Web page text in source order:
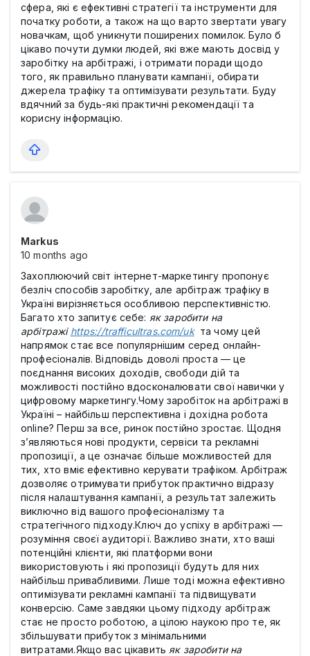
сфера, які є ефективні стратегії та інструменти для
початку роботи, а також на що варто звертати увагу
новачкам, щоб уникнути поширених помилок. Було б
цікаво почути думки людей, які вже мають досвід у
заробітку на арбітражі, і отримати поради щодо
того, як правильно планувати кампанії, обирати
джерела трафіку та оптимізувати результати. Буду
вдячний за будь-які практичні рекомендації та
корисну інформацію.
Markus
10 months ago
Захоплюючий світ інтернет-маркетингу пропонує
безліч способів заробітку, але арбітраж трафіку в
Україні вирізняється особливою перспективністю.
Багато хто запитує себе: як заробити на
арбітражі https://trafficultras.com/uk та чому цей
напрямок стає все популярнішим серед онлайн-
професіоналів. Відповідь доволі проста — це
поєднання високих доходів, свободи дій та
можливості постійно вдосконалювати свої навички у
цифровому маркетингу.Чому заробіток на арбітражі в
Україні – найбільш перспективна і дохідна робота
online? Перш за все, ринок постійно зростає. Щодня
з’являються нові продукти, сервіси та рекламні
пропозиції, а це означає більше можливостей для
тих, хто вміє ефективно керувати трафіком. Арбітраж
дозволяє отримувати прибуток практично відразу
після налаштування кампанії, а результат залежить
виключно від вашого професіоналізму та
стратегічного підходу.Ключ до успіху в арбітражі —
розуміння своєї аудиторії. Важливо знати, хто ваші
потенційні клієнти, які платформи вони
використовують і які пропозиції будуть для них
найбільш привабливими. Лише тоді можна ефективно
оптимізувати рекламні кампанії та підвищувати
конверсію. Саме завдяки цьому підходу арбітраж
стає не просто роботою, а цілою наукою про те, як
збільшувати прибуток з мінімальними
витратами.Якщо вас цікавить як заробити на